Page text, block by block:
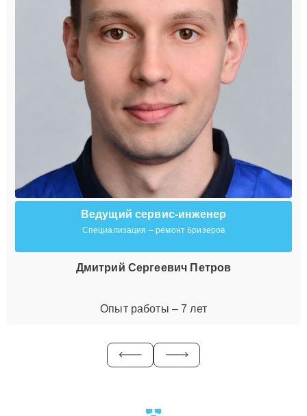
Ведущий сервис-инженер
Специализация – ремонт бризеров
Дмитрий Сергеевич Петров
Опыт работы – 7 лет